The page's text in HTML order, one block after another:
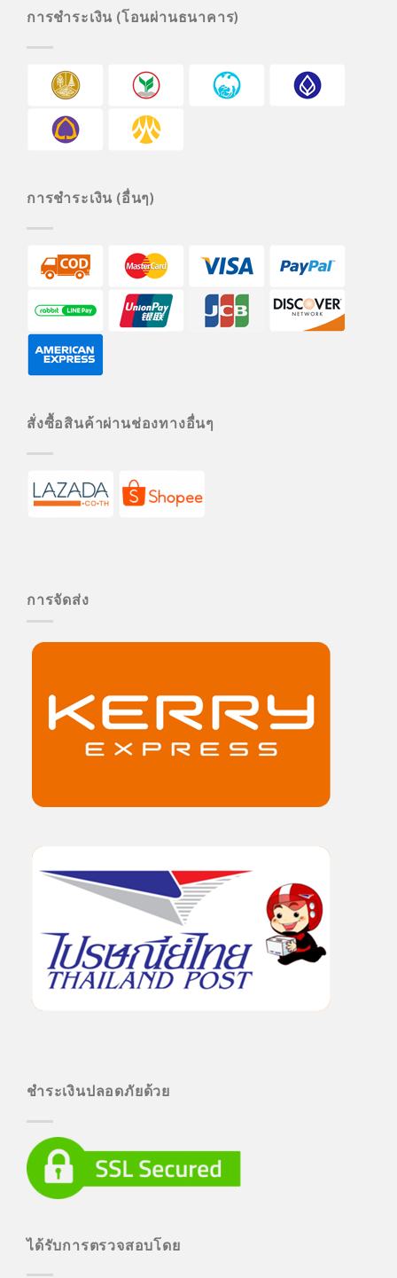
การชำระเงิน (โอนผ่านธนาคาร)
การชำระเงิน (อื่นๆ)
สั่งซื้อสินค้าผ่านช่องทางอื่นๆ
การจัดส่ง
ชำระเงินปลอดภัยด้วย
ได้รับการตรวจสอบโดย